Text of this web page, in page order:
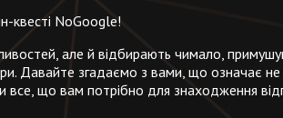
квесті NoGoogle!
але й відбирають чимало,
Давайте згадаємо з вами, що означає не
все, що вам потрібно для знаходження